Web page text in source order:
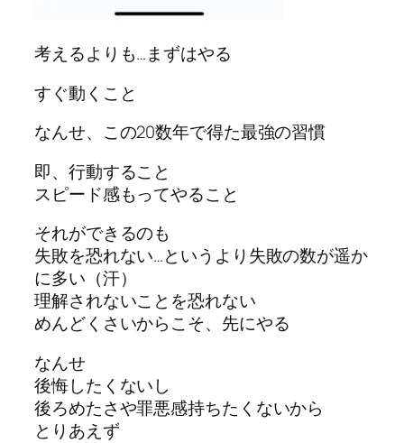
考えるよりも…まずはやる
すぐ動くこと
なんせ、この20数年で得た最強の習慣
即、行動すること
スピード感もってやること
それができるのも
失敗を恐れない…というより失敗の数が遥か
に多い（汗）
理解されないことを恐れない
めんどくさいからこそ、先にやる
なんせ
後悔したくないし
後ろめたさや罪悪感持ちたくないから
とりあえず